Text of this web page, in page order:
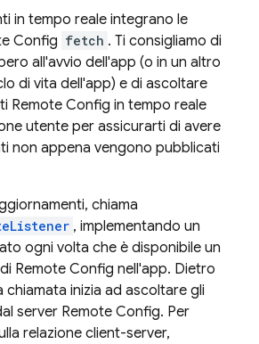
in tempo reale integrano le
Config fetch . Ti consigliamo di
all'avvio dell'app (o in un altro
di vita dell'app) e di ascoltare
Remote Config in tempo reale
utente per assicurarti di avere
non appena vengono pubblicati
chiama
, implementando un
ogni volta che è disponibile un
Remote Config nell'app. Dietro
chiamata inizia ad ascoltare gli
server Remote Config. Per
relazione client-server,